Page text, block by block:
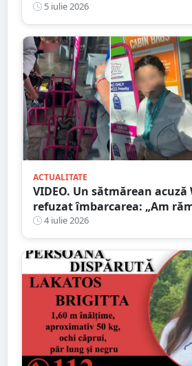
etilotest de beat ce a fost
5 iulie 2026
ACTUALITATE
VIDEO. Un sătmărean acuză
refuzat îmbarcarea: „Am
cu băiețelul nostru de 2 ani”
4 iulie 2026